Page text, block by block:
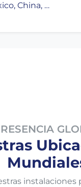
China, …
instalaciones